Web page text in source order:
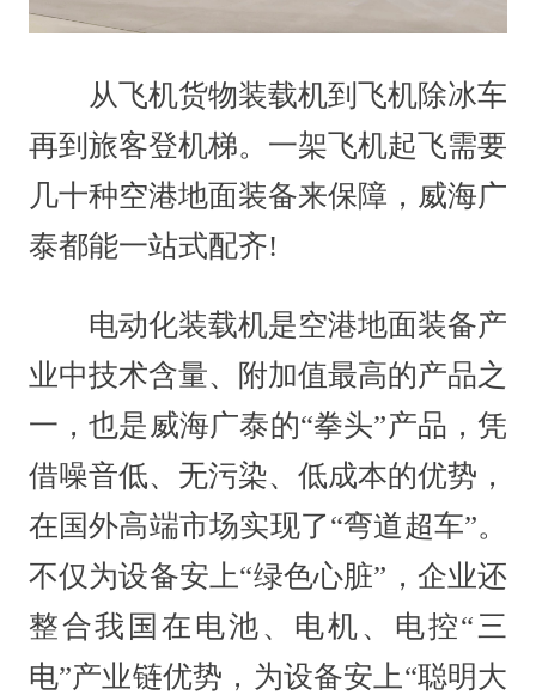
从飞机货物装载机到飞机除冰车
再到旅客登机梯。一架飞机起飞需要
几十种空港地面装备来保障，威海广
泰都能一站式配齐!
电动化装载机是空港地面装备产
业中技术含量、附加值最高的产品之
一，也是威海广泰的“拳头”产品，凭
借噪音低、无污染、低成本的优势，
在国外高端市场实现了“弯道超车”。
不仅为设备安上“绿色心脏”，企业还
整合我国在电池、电机、电控“三
电”产业链优势，为设备安上“聪明大